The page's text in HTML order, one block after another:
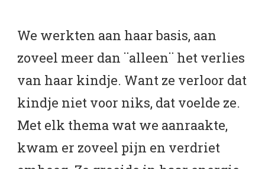
We werkten aan haar basis, aan
zoveel meer dan ¨alleen¨ het verlies
van haar kindje. Want ze verloor dat
kindje niet voor niks, dat voelde ze.
Met elk thema wat we aanraakte,
kwam er zoveel pijn en verdriet